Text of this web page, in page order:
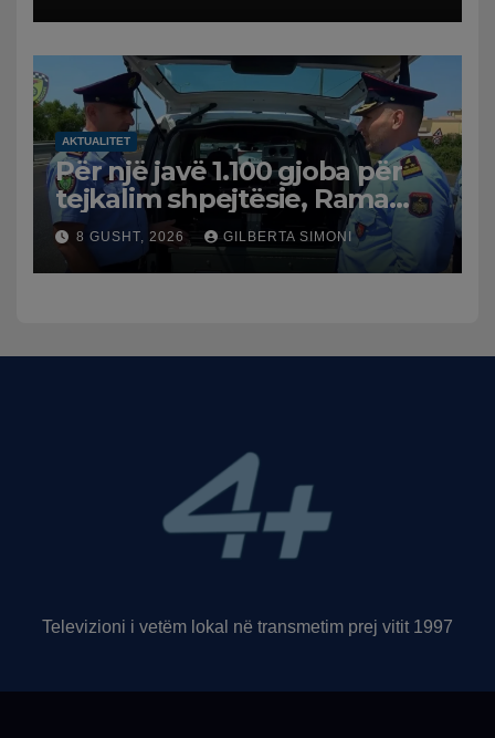
AKTUALITET
Për një javë 1.100 gjoba për
tejkalim shpejtësie, Rama
publikon videon: Kamerat e
trafikut së shpejti në
funksion
8 GUSHT, 2026 GILBERTA SIMONI
Televizioni i vetëm lokal në transmetim prej vitit 1997